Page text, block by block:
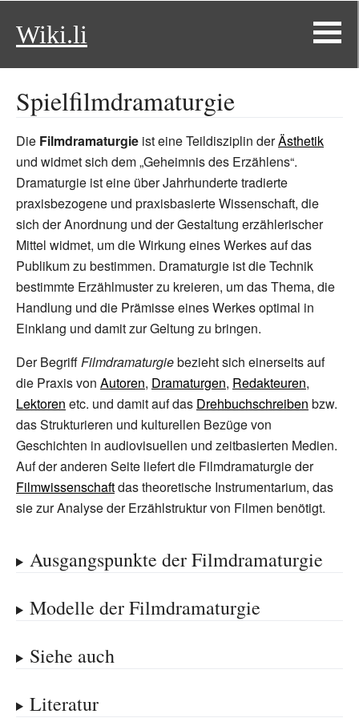
Wiki.li
Spielfilmdramaturgie
Die Filmdramaturgie ist eine Teildisziplin derÄsthetik
und widmet sich dem „Geheimnis des Erzählens“.
Dramaturgie ist eine über Jahrhunderte tradierte
praxisbezogene und praxisbasierte Wissenschaft, die
sich der Anordnung und der Gestaltung erzählerischer
Mittel widmet, um die Wirkung eines Werkes auf das
Publikum zu bestimmen. Dramaturgie ist die Technik
bestimmte Erzählmuster zu kreieren, um das Thema, die
Handlung und die Prämisse eines Werkes optimal in
Einklang und damit zur Geltung zu bringen.
Der BegriffFilmdramaturgiebezieht sich einerseits auf
die Praxis von Autoren, Dramaturgen, Redakteuren,
Lektoren etc. und damit auf das Drehbuchschreiben bzw.
das Strukturieren und kulturellen Bezüge von
Geschichten in audiovisuellen und zeitbasierten Medien.
Auf der anderen Seite liefert die Filmdramaturgie der
Filmwissenschaftdas theoretische Instrumentarium, das
sie zur Analyse der Erzählstruktur von Filmen benötigt.
Ausgangspunkte der Filmdramaturgie
Modelle der Filmdramaturgie
Siehe auch
Literatur